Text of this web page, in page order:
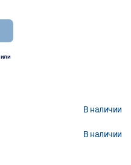
или
В наличии
В наличии